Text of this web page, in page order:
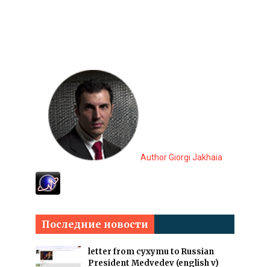
Author Giorgi Jakhaia
Последние новости
letter from cyxymu to Russian
President Medvedev (english v)